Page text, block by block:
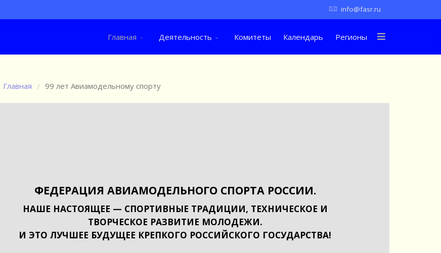
info@fasr.ru
Главная Деятельность Комитеты Календарь Регионы
Главная / 99 лет Авиамодельному спорту
ФЕДЕРАЦИЯ АВИАМОДЕЛЬНОГО СПОРТА РОССИИ.
НАШЕ НАСТОЯЩЕЕ — СПОРТИВНЫЕ ТРАДИЦИИ, ТЕХНИЧЕСКОЕ И
ТВОРЧЕСКОЕ РАЗВИТИЕ МОЛОДЕЖИ.
И ЭТО ЛУЧШЕЕ БУДУЩЕЕ КРЕПКОГО РОССИЙСКОГО ГОСУДАРСТВА!